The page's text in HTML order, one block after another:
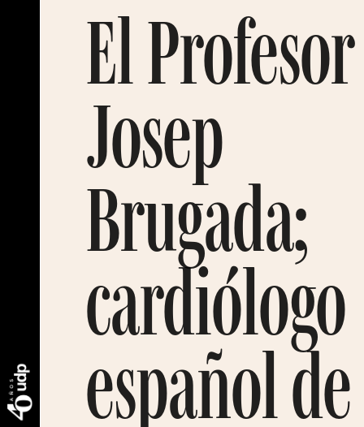
El
Josep
Brugada;
cardiólogo
español de